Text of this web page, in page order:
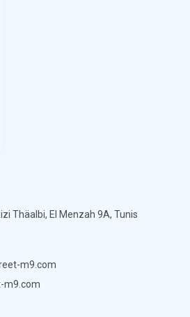
Thäalbi, El Menzah 9A, Tunis
m9.com
m9.com